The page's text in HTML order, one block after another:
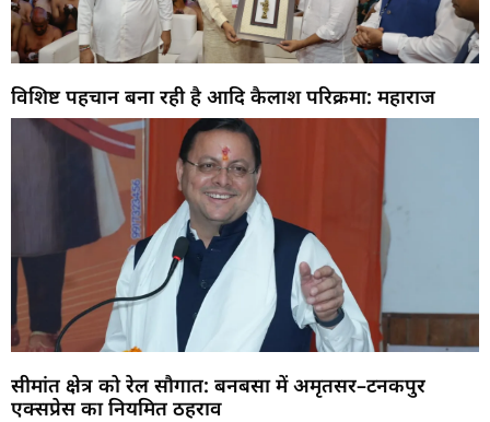
विशिष्ट पहचान बना रही है आदि कैलाश परिक्रमा: महाराज
सीमांत क्षेत्र को रेल सौगात: बनबसा में अमृतसर–टनकपुर
एक्सप्रेस का नियमित ठहराव